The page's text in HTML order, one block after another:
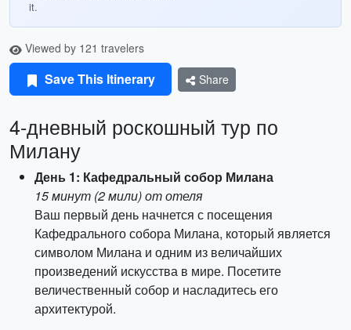
it.
Viewed by 121 travelers
Save This Itinerary Share
4-дневный роскошный тур по
Милану
День 1: Кафедральный собор Милана
15 минут (2 мили) от отеля
Ваш первый день начнется с посещения
Кафедрального собора Милана, который является
символом Милана и одним из величайших
произведений искусства в мире. Посетите
величественный собор и насладитесь его
архитектурой.